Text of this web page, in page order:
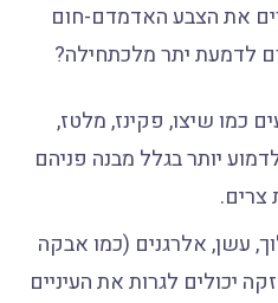
את הצבע האדמדם-חום
לדמעת יתר מלכתחילה?
כמו שיצו, פקינז, מלטז,
יותר בגלל מבנה פניהם
צרים.
עשן, אלרגנים (כמו אבקה
יכולים לגרות את העיניים